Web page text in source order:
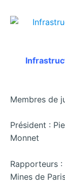
Membres de
Président :
Monnet
Rapporteurs
Mines de